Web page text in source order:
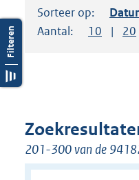
Sorteer op:
Aantal:
Toon
10 20
201-300 van de